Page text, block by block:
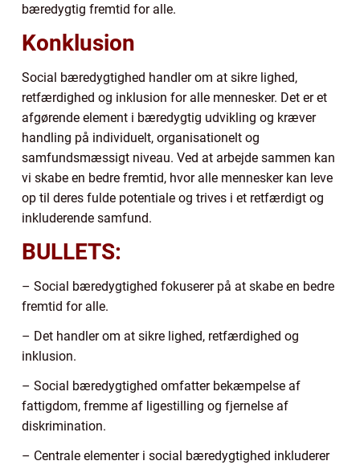
bæredygtig fremtid for alle.
Konklusion
Social bæredygtighed handler om at sikre lighed,
retfærdighed og inklusion for alle mennesker. Det er et
afgørende element i bæredygtig udvikling og kræver
handling på individuelt, organisationelt og
samfundsmæssigt niveau. Ved at arbejde sammen kan
vi skabe en bedre fremtid, hvor alle mennesker kan leve
op til deres fulde potentiale og trives i et retfærdigt og
inkluderende samfund.
BULLETS:
– Social bæredygtighed fokuserer på at skabe en bedre
fremtid for alle.
– Det handler om at sikre lighed, retfærdighed og
inklusion.
– Social bæredygtighed omfatter bekæmpelse af
fattigdom, fremme af ligestilling og fjernelse af
diskrimination.
– Centrale elementer i social bæredygtighed inkluderer